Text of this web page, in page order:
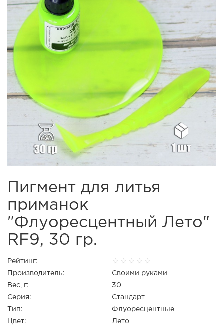
Пигмент для литья
приманок
"Флуоресцентный Лето"
RF9, 30 гр.
Рейтинг:
Производитель:
Своими руками
Вес, г:
30
Серия:
Стандарт
Тип:
Флуоресцентные
Цвет:
Лето